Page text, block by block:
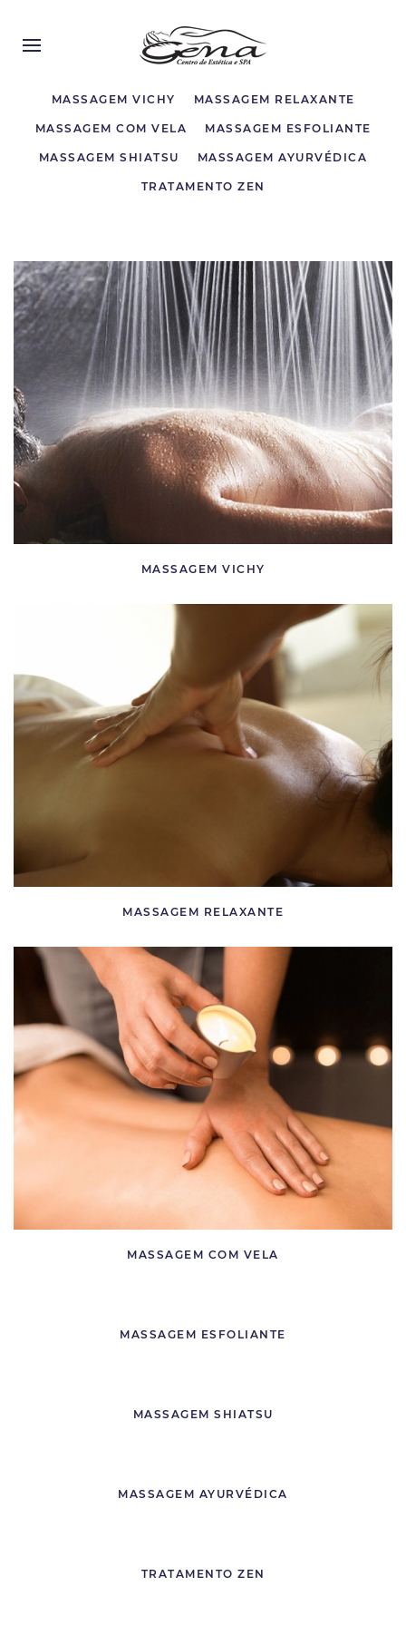
MASSAGEM VICHY MASSAGEM RELAXANTE
MASSAGEM COM VELA MASSAGEM ESFOLIANTE
MASSAGEM SHIATSU MASSAGEM AYURVÉDICA
TRATAMENTO ZEN
MASSAGEM VICHY
MASSAGEM RELAXANTE
MASSAGEM COM VELA
MASSAGEM ESFOLIANTE
MASSAGEM SHIATSU
MASSAGEM AYURVÉDICA
TRATAMENTO ZEN